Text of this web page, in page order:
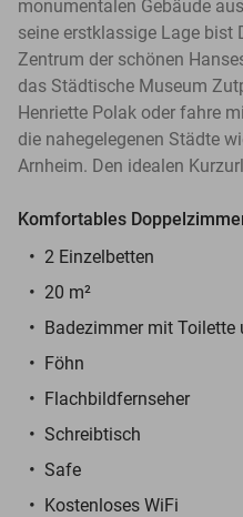
monumentalen Gebäude
seine erstklassige Lage bist
Zentrum der schönen
das Städtische Museum
Henriette Polak oder fahre
die nahegelegenen Städte
Arnheim. Den idealen
Komfortables
2 Einzelbetten
20 m²
Badezimmer mit Toilette
Föhn
Flachbildfernseher
Schreibtisch
Safe
Kostenloses WiFi